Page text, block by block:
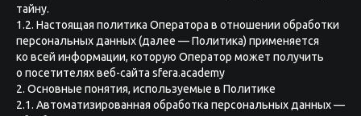
тайну.
1.2. Настоящая политика Оператора в отношении обработки
персональных данных (далее — Политика) применяется
ко всей информации, которую Оператор может получить
о посетителях веб-сайта sfera.academy
2. Основные понятия, используемые в Политике
2.1. Автоматизированная обработка персональных данных —